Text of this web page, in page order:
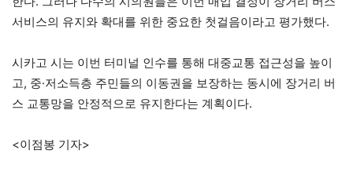
서비스의 유지와 확대를 위한 중요한 첫걸음이라고 평가했다.
시카고 시는 이번 터미널 인수를 통해 대중교통 접근성을 높이
고, 중·저소득층 주민들의 이동권을 보장하는 동시에 장거리 버
스 교통망을 안정적으로 유지한다는 계획이다.
<이점봉 기자>